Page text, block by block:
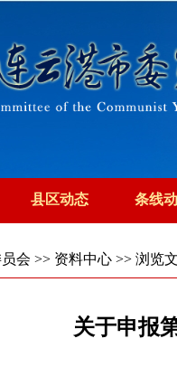
县区动态 条线
会 >> 资料中心 >> 浏览
关于申报